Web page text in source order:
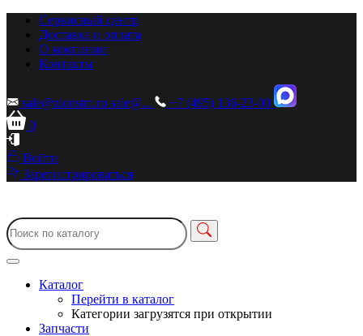
Сервисный центр
Доставка и оплата
О компании
Контакты
sale@zionstm.ru sale@...
+7 (495) 136-23-00
0
Войти
Зарегистрироваться
Каталог
Перейти в каталог
Категории загрузятся при открытии
Запчасти